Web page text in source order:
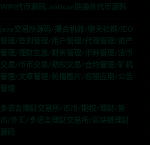
WIFI代币源码,,solscan链通杀代币源码
java交易所源码/撮合机器/聊天社群/IEO
管理/签到管理/用户管理/代理管理/资产
管理/理财生息/财务管理/币种管理/法币
交易/币币交易/期权交易/合约管理/矿机
管理/文章管理/轮播图片/客服应用/公告
管理
多语言理财交易所/币币/期权/理财/新
币/外汇/多语言理财交易所/区块链理财
源码